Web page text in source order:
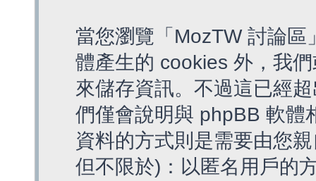
當您瀏覽「MozTW 討論
體產生的 cookies 外，我
來儲存資訊。不過這已經
們僅會說明與 phpBB 軟體
資料的方式則是需要由您
但不限於)：以匿名用戶的